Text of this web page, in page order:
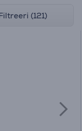
Filtreeri (121)